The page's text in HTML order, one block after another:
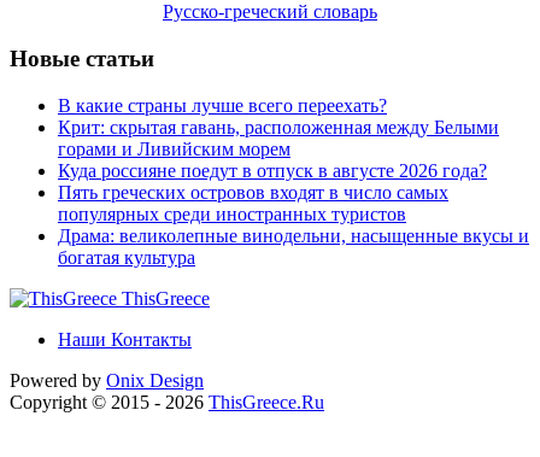
Русско-греческий словарь
Новые статьи
В какие страны лучше всего переехать?
Крит: скрытая гавань, расположенная между Белыми
горами и Ливийским морем
Куда россияне поедут в отпуск в августе 2026 года?
Пять греческих островов входят в число самых
популярных среди иностранных туристов
Драма: великолепные винодельни, насыщенные вкусы и
богатая культура
ThisGreece
Наши Контакты
Powered by Onix Design
Copyright © 2015 - 2026 ThisGreece.Ru